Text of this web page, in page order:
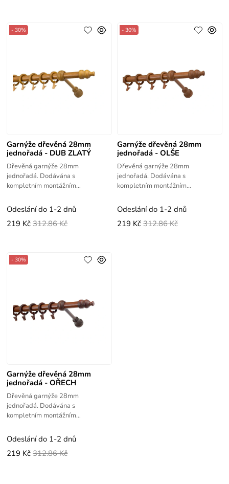
Garnýže dřevěná 28mm
jednořadá - DUB ZLATÝ
Dřevěná garnýže 28mm
jednořadá. Dodávána s
kompletním montážním
- 30%
Odeslání do 1-2 dnů
219 Kč 312.86 Kč
Garnýže dřevěná 28mm
jednořadá - OLŠE
Dřevěná garnýže 28mm
jednořadá. Dodávána s
kompletním montážním
- 30%
Odeslání do 1-2 dnů
219 Kč 312.86 Kč
Garnýže dřevěná 28mm
jednořadá - OŘECH
Dřevěná garnýže 28mm
jednořadá. Dodávána s
kompletním montážním
- 30%
Odeslání do 1-2 dnů
219 Kč 312.86 Kč